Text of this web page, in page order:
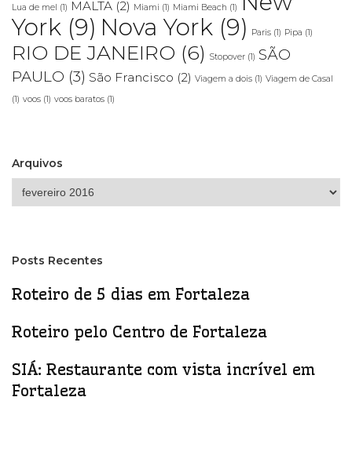
Lua de mel (1) MALTA (2) Miami (1) Miami Beach (1)
York (9) Nova York (9) Paris (1) Pipa (1)
RIO DE JANEIRO (6) Stopover (1) SÃO
PAULO (3) São Francisco (2) Viagem a dois (1) Viagem de Casal
(1) voos (1) voos baratos (1)
Arquivos
Arquivos
Posts Recentes
Roteiro de 5 dias em Fortaleza
Roteiro pelo Centro de Fortaleza
SIÁ: Restaurante com vista incrível em
Fortaleza